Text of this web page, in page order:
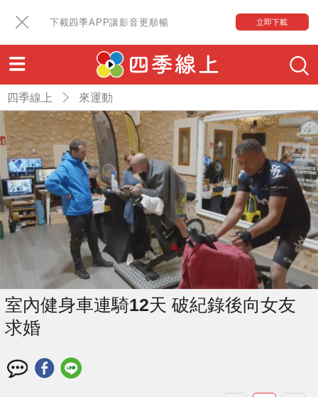
下載四季APP讓影音更順暢 立即下載
四季線上 來運動
室內健身車連騎12天 破紀錄後向女友
求婚